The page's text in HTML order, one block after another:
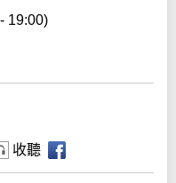
19:00)
收聽